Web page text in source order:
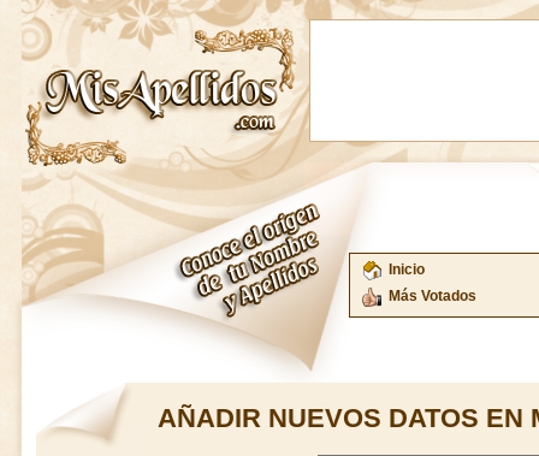
Inicio
Más Votados
AÑADIR NUEVOS DATOS EN